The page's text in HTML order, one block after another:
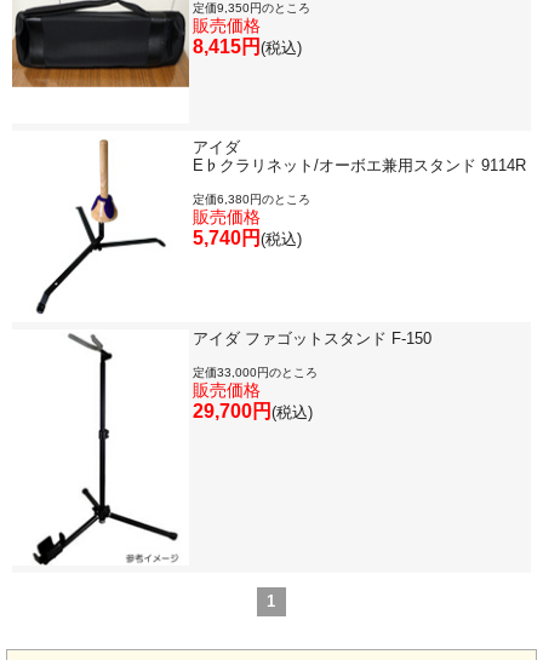
定価9,350円のところ
販売価格
8,415円 (税込)
アイダ
E♭クラリネット/オーボエ兼用スタンド 9114R
定価6,380円のところ
販売価格
5,740円 (税込)
アイダ ファゴットスタンド F-150
定価33,000円のところ
販売価格
29,700円 (税込)
1
永江楽器人気コンテンツ
新商品・新規取り扱い商品
セール・イベント情報
人気の永江楽器コラム
「楽器をはじめよう」